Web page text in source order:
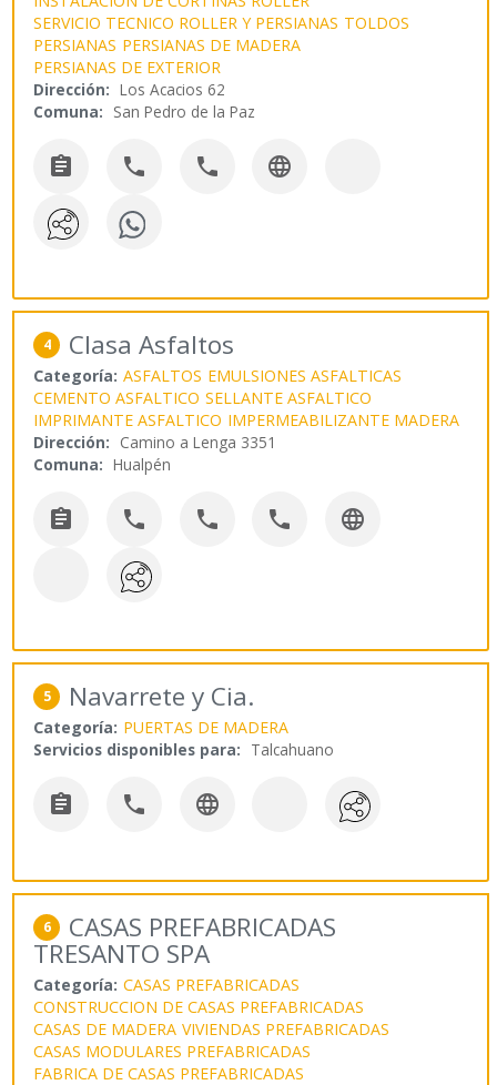
SERVICIO TECNICO ROLLER Y PERSIANAS TOLDOS
PERSIANAS PERSIANAS DE MADERA
PERSIANAS DE EXTERIOR
Dirección: Los Acacios 62
Comuna: San Pedro de la Paz
   
4 Clasa Asfaltos
Categoría: ASFALTOS EMULSIONES ASFALTICAS
CEMENTO ASFALTICO SELLANTE ASFALTICO
IMPRIMANTE ASFALTICO IMPERMEABILIZANTE MADERA
Dirección: Camino a Lenga 3351
Comuna: Hualpén
    
5 Navarrete y Cia.
Categoría: PUERTAS DE MADERA
Servicios disponibles para: Talcahuano
  
6 CASAS PREFABRICADAS
TRESANTO SPA
Categoría: CASAS PREFABRICADAS
CONSTRUCCION DE CASAS PREFABRICADAS
CASAS DE MADERA VIVIENDAS PREFABRICADAS
CASAS MODULARES PREFABRICADAS
FABRICA DE CASAS PREFABRICADAS